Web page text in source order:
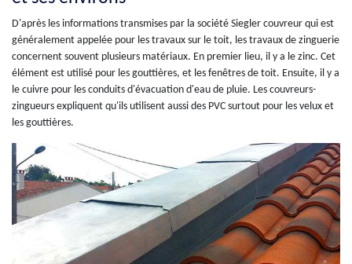
D'après les informations transmises par la société Siegler couvreur qui est
généralement appelée pour les travaux sur le toit, les travaux de zinguerie
concernent souvent plusieurs matériaux. En premier lieu, il y a le zinc. Cet
élément est utilisé pour les gouttières, et les fenêtres de toit. Ensuite, il y a
le cuivre pour les conduits d'évacuation d'eau de pluie. Les couvreurs-
zingueurs expliquent qu'ils utilisent aussi des PVC surtout pour les velux et
les gouttières.